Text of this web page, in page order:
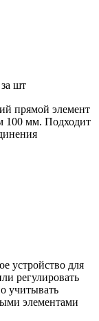
шт
прямой элемент
100 мм. Подходит
устройство для
регулировать
учитывать
элементами